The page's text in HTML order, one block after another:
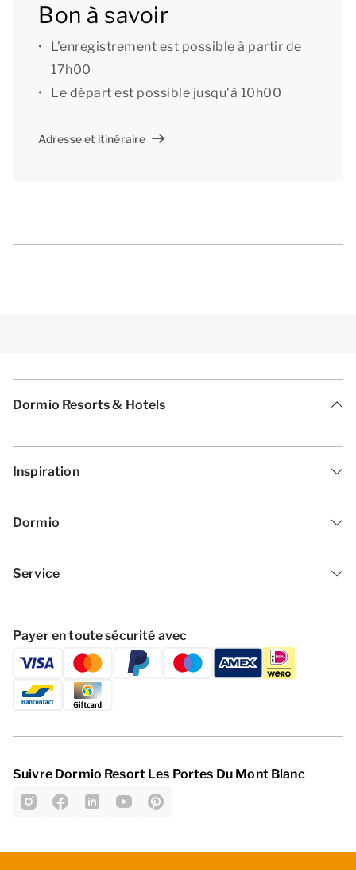
Bon à savoir
L'enregistrement est possible à partir de
17h00
Le départ est possible jusqu'à 10h00
Adresse et itinéraire
Dormio Resorts & Hotels
Inspiration
Dormio
Service
Payer en toute sécurité avec
Suivre Dormio Resort Les Portes Du Mont Blanc